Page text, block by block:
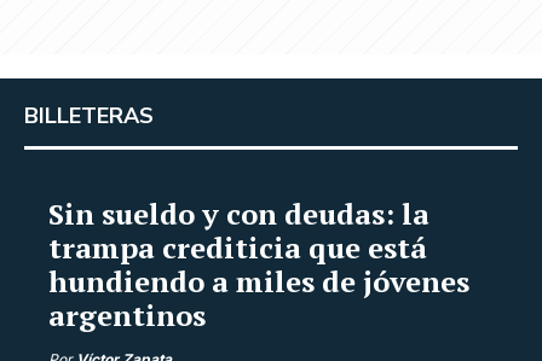
BILLETERAS
Sin sueldo y con deudas: la
trampa crediticia que está
hundiendo a miles de jóvenes
argentinos